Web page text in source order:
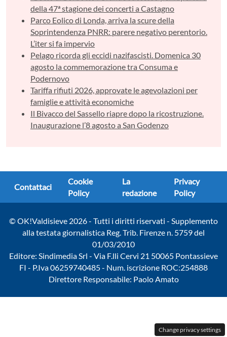
della 47ª stagione dei concerti a Castagno
Parco Eolico di Londa, arriva la scure della
Soprintendenza PNRR: parere negativo perentorio.
L’iter si fa impervio
Pelago ricorda gli eccidi nazifascisti. Domenica 30
agosto la commemorazione tra Consuma e
Podernovo
Tariffa rifiuti 2026, approvate le agevolazioni per
famiglie e attività economiche
Il Bivacco del Sassello riapre dopo la ricostruzione.
Inaugurazione l’8 agosto a San Godenzo
Contattaci
Cookie
Policy
La
redazione
Privacy
Policy
© OK!Valdisieve 2026 - Tutti i diritti riservati - Supplemento
alla testata giornalistica Reg. Trib. Firenze n. 5759 del
01/03/2010
Editore: Sindimedia Srl - Via F.lli Cervi 21 50065 Pontassieve
FI - P.Iva 06259740485 - Num. iscrizione ROC:254888
Direttore Responsabile: Paolo Amato
Change privacy settings